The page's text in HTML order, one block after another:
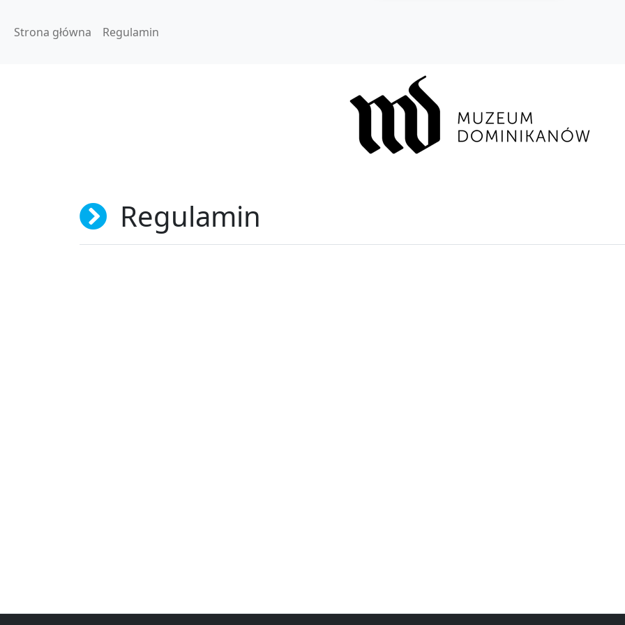
Strona główna Regulamin
Regulamin